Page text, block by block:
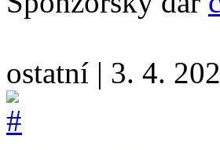
ostatní | 3. 4.